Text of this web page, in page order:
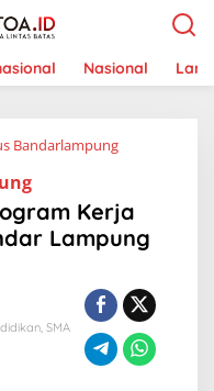
Nasional
Bandarlampung
a
n
g
n
e
s
Kerja
Lampung
, SMA